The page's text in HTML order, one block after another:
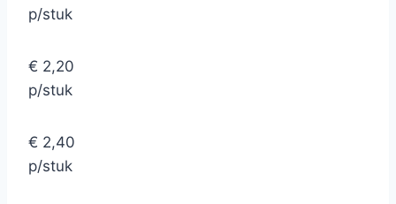
p/stuk
€ 2,20
p/stuk
€ 2,40
p/stuk